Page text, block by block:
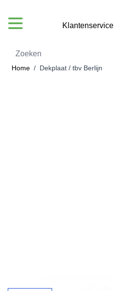
Zoeken
Klantenservice
Home / Dekplaat / tbv Berlijn